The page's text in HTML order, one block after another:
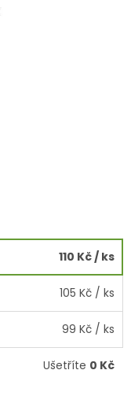
110 Kč / ks
105 Kč / ks
99 Kč / ks
Ušetříte 0 Kč